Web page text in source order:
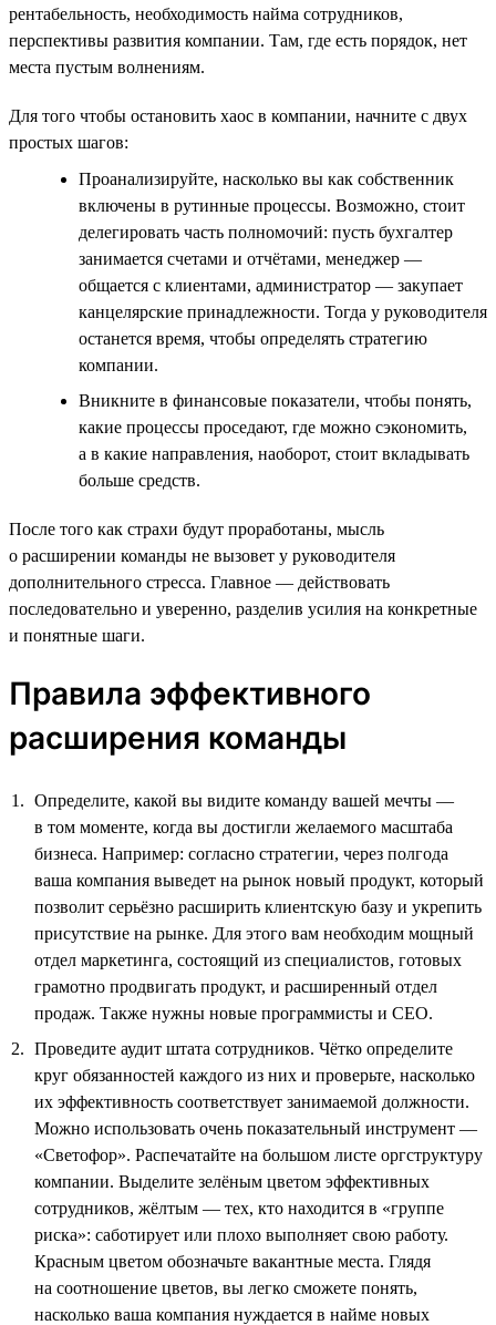
рентабельность, необходимость найма сотрудников,
перспективы развития компании. Там, где есть порядок, нет
места пустым волнениям.
Для того чтобы остановить хаос в компании, начните с двух
простых шагов:
Проанализируйте, насколько вы как собственник
включены в рутинные процессы. Возможно, стоит
делегировать часть полномочий: пусть бухгалтер
занимается счетами и отчётами, менеджер —
общается с клиентами, администратор — закупает
канцелярские принадлежности. Тогда у руководителя
останется время, чтобы определять стратегию
компании.
Вникните в финансовые показатели, чтобы понять,
какие процессы проседают, где можно сэкономить,
а в какие направления, наоборот, стоит вкладывать
больше средств.
После того как страхи будут проработаны, мысль
о расширении команды не вызовет у руководителя
дополнительного стресса. Главное — действовать
последовательно и уверенно, разделив усилия на конкретные
и понятные шаги.
Правила эффективного
расширения команды
Определите, какой вы видите команду вашей мечты —
в том моменте, когда вы достигли желаемого масштаба
бизнеса. Например: согласно стратегии, через полгода
ваша компания выведет на рынок новый продукт, который
позволит серьёзно расширить клиентскую базу и укрепить
присутствие на рынке. Для этого вам необходим мощный
отдел маркетинга, состоящий из специалистов, готовых
грамотно продвигать продукт, и расширенный отдел
продаж. Также нужны новые программисты и СЕО.
Проведите аудит штата сотрудников. Чётко определите
круг обязанностей каждого из них и проверьте, насколько
их эффективность соответствует занимаемой должности.
Можно использовать очень показательный инструмент —
«Светофор». Распечатайте на большом листе оргструктуру
компании. Выделите зелёным цветом эффективных
сотрудников, жёлтым — тех, кто находится в «группе
риска»: саботирует или плохо выполняет свою работу.
Красным цветом обозначьте вакантные места. Глядя
на соотношение цветов, вы легко сможете понять,
насколько ваша компания нуждается в найме новых